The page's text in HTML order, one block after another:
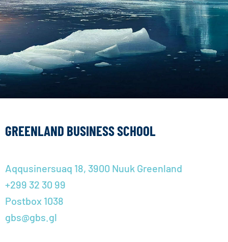
GREENLAND BUSINESS SCHOOL
Aqqusinersuaq 18, 3900 Nuuk Greenland
+299 32 30 99
Postbox 1038
gbs@gbs.gl